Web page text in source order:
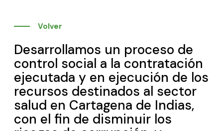
Volver
Desarrollamos un proceso de
control social a la contratación
ejecutada y en ejecución de los
recursos destinados al sector
salud en Cartagena de Indias,
con el fin de disminuir los